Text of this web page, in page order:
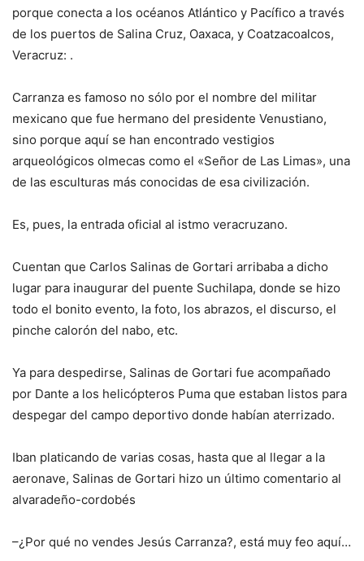
porque conecta a los océanos Atlántico y Pacífico a través
de los puertos de Salina Cruz, Oaxaca, y Coatzacoalcos,
Veracruz: .
Carranza es famoso no sólo por el nombre del militar
mexicano que fue hermano del presidente Venustiano,
sino porque aquí se han encontrado vestigios
arqueológicos olmecas como el «Señor de Las Limas», una
de las esculturas más conocidas de esa civilización.
Es, pues, la entrada oficial al istmo veracruzano.
Cuentan que Carlos Salinas de Gortari arribaba a dicho
lugar para inaugurar del puente Suchilapa, donde se hizo
todo el bonito evento, la foto, los abrazos, el discurso, el
pinche calorón del nabo, etc.
Ya para despedirse, Salinas de Gortari fue acompañado
por Dante a los helicópteros Puma que estaban listos para
despegar del campo deportivo donde habían aterrizado.
Iban platicando de varias cosas, hasta que al llegar a la
aeronave, Salinas de Gortari hizo un último comentario al
alvaradeño-cordobés
–¿Por qué no vendes Jesús Carranza?, está muy feo aquí…